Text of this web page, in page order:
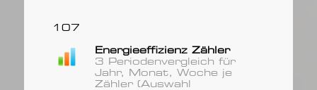
107
Energieeffizienz Zähler
3 Periodenvergleich für
Jahr, Monat, Woche je
Zähler (Auswahl